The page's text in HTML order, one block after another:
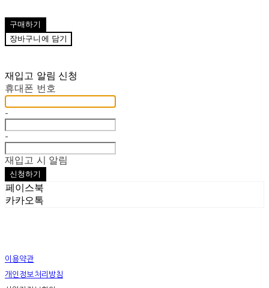
구매하기
장바구니에 담기
재입고 알림 신청
휴대폰 번호
-
-
재입고 시 알림
신청하기
페이스북
카카오톡
이용약관
개인정보처리방침